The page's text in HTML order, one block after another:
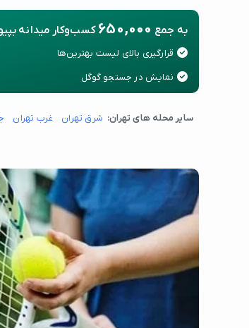
به جمع 650,000 کسب‌وکار میدانه
قرارگیری بالای لیست بهترین‌ها
نمایش در جستجو گوگل
سایر محله های تهران: شرق تهران غرب تهران